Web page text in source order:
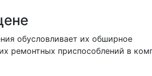
обусловливает их обширное
ремонтных приспособлений в